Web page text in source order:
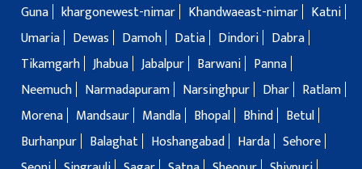
Guna khargonewest-nimar Khandwaeast-nimar
Katni
Umaria
Dewas Damoh Datia Dindori
Dabra
Tikamgarh Jhabua Jabalpur Barwani
Panna
Neemuch
Narmadapuram Narsinghpur Dhar
Ratlam
Morena
Mandsaur Mandla Bhopal Bhind
Betul
Burhanpur
Balaghat Hoshangabad Harda Sehore